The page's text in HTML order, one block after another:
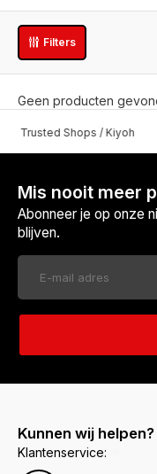
Filters
Geen producten
Shops / Kiyoh
Mis nooit meer
Abonneer je op onze
blijven.
Kunnen wij helpen?
Klantenservice: